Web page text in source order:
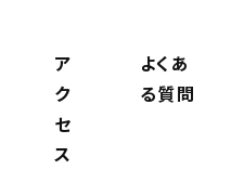
ア
ク
セ
ス
よくあ
る質問